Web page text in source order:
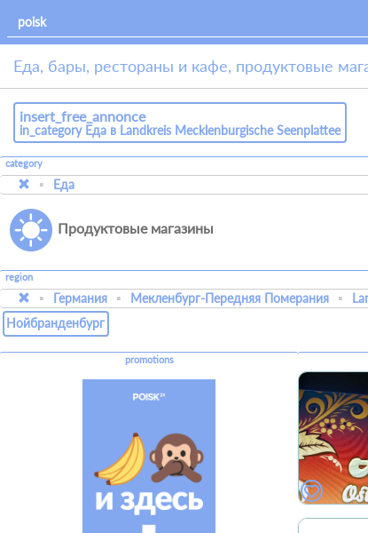
Еда, бары, рестораны и кафе, продуктовые
insert_free_annonce
in_category Еда в Landkreis Mecklenburgische Seenplatteе
category
Еда
Продуктовые магазины
region
Германия Мекленбург-Передняя Померания
Нойбранденбург
promotions